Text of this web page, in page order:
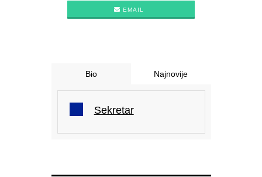
EMAIL
Bio Najnovije
Sekretar